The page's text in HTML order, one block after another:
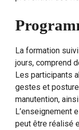
La formation
jours, comprend
Les participants
gestes et
manutention,
L’enseignement
peut être réalisé